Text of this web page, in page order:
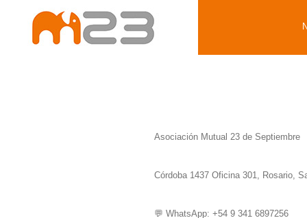
Asociación Mutual 23 de Septiembre
Córdoba 1437 Oficina 301, Rosario,
💬 WhatsApp: +54 9 341 6897256